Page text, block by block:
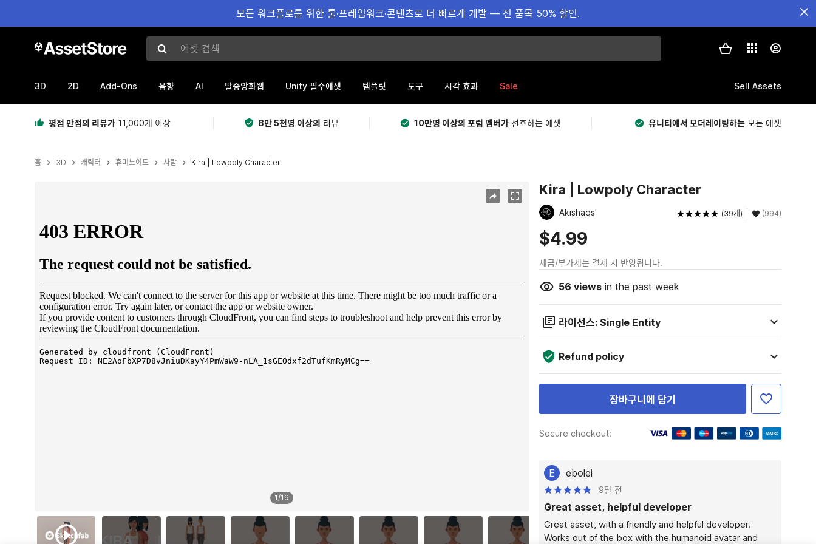
모든 워크플로를 위한 툴·프레임워크·콘텐츠로 더 빠르게 개발 — 전 품목 50% 할인.
에셋 검색
3D 2D Add-Ons 음향 AI 탈중앙화웹 Unity 필수에셋 템플릿 도구 시각 효과 Sale Sell Assets
평점 만점의 리뷰가 11,000개 이상 8만 5천명 이상의 리뷰 10만명 이상의 포럼 멤버가 선호하는 에셋 유니티에서 모더레이팅하는 모든 에셋
홈 3D 캐릭터 휴머노이드 사람 Kira | Lowpoly Character
1/19
Kira | Lowpoly Character
Akishaqs' (39개) (994)
$4.99
세금/부가세는 결제 시 반영됩니다.
56 viewsin the past week
라이선스: Single Entity
Refund policy
장바구니에 담기
Secure checkout:
E ebolei
9달 전
Great asset, helpful developer
Great asset, with a friendly and helpful developer.
Works out of the box with the humanoid avatar and